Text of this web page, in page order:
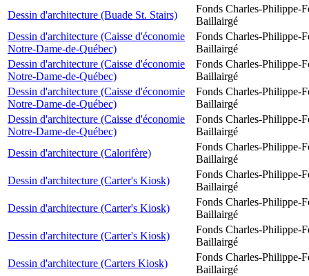
Dessin d'architecture (Buade St. Stairs)
Fonds Charles-Philippe-
Baillairgé
Dessin d'architecture (Caisse d'économie
Notre-Dame-de-Québec)
Fonds Charles-Philippe-
Baillairgé
Dessin d'architecture (Caisse d'économie
Notre-Dame-de-Québec)
Fonds Charles-Philippe-
Baillairgé
Dessin d'architecture (Caisse d'économie
Notre-Dame-de-Québec)
Fonds Charles-Philippe-
Baillairgé
Dessin d'architecture (Caisse d'économie
Notre-Dame-de-Québec)
Fonds Charles-Philippe-
Baillairgé
Dessin d'architecture (Calorifère)
Fonds Charles-Philippe-
Baillairgé
Dessin d'architecture (Carter's Kiosk)
Fonds Charles-Philippe-
Baillairgé
Dessin d'architecture (Carter's Kiosk)
Fonds Charles-Philippe-
Baillairgé
Dessin d'architecture (Carter's Kiosk)
Fonds Charles-Philippe-
Baillairgé
Dessin d'architecture (Carters Kiosk)
Fonds Charles-Philippe-
Baillairgé